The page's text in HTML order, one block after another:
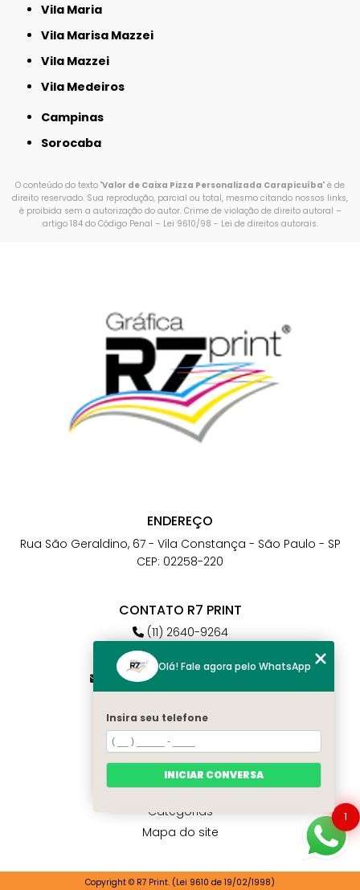
Vila Maria
Vila Marisa Mazzei
Vila Mazzei
Vila Medeiros
Campinas
Sorocaba
O conteúdo do texto "Valor de Caixa Pizza Personalizada Carapicuíba" é de
direito reservado. Sua reprodução, parcial ou total, mesmo citando nossos links,
é proibida sem a autorização do autor. Crime de violação de direito autoral –
artigo 184 do Código Penal – Lei 9610/98 - Lei de direitos autorais.
ENDEREÇO
Rua São Geraldino, 67 - Vila Constança - São Paulo - SP
CEP: 02258-220
CONTATO R7 PRINT
(11) 2640-9264
(11) 98784-6664
atendimento@r7print.com.br
MENU
Home
Quem somos
Contato
Categorias
Mapa do site
Copyright © R7 Print. (Lei 9610 de 19/02/1998)
1
Olá! Fale agora pelo WhatsApp
Insira seu telefone
INICIAR CONVERSA